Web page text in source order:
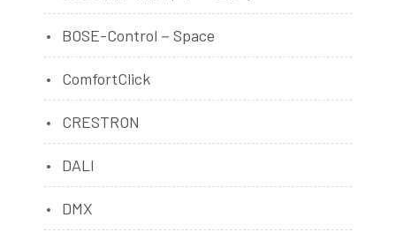
BOSE-Control－Space
ComfortClick
CRESTRON
DALI
DMX